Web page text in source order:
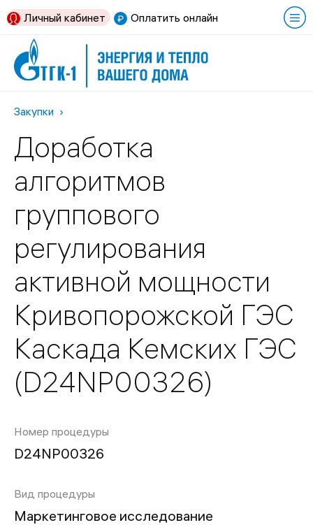
Оплатить онлайн
Личный кабинет
Закупки
Доработка
алгоритмов
группового
регулирования
активной мощности
Кривопорожской ГЭС
Каскада Кемских ГЭС
(D24NP00326)
Номер процедуры
D24NP00326
Вид процедуры
Маркетинговое исследование